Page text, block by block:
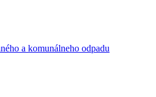
a komunálneho odpadu